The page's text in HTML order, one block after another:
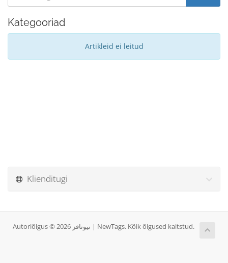
Kategooriad
Artikleid ei leitud
Klienditugi
Autoriõigus © 2026 نيوتاقز | NewTags. Kõik õigused kaitstud.